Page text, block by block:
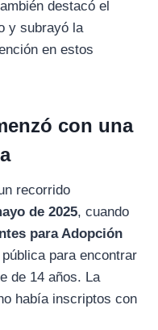
destacó el
y subrayó la
en estos
con una
recorrido
de 2025, cuando
para Adopción
para encontrar
de 14 años. La
había inscriptos con